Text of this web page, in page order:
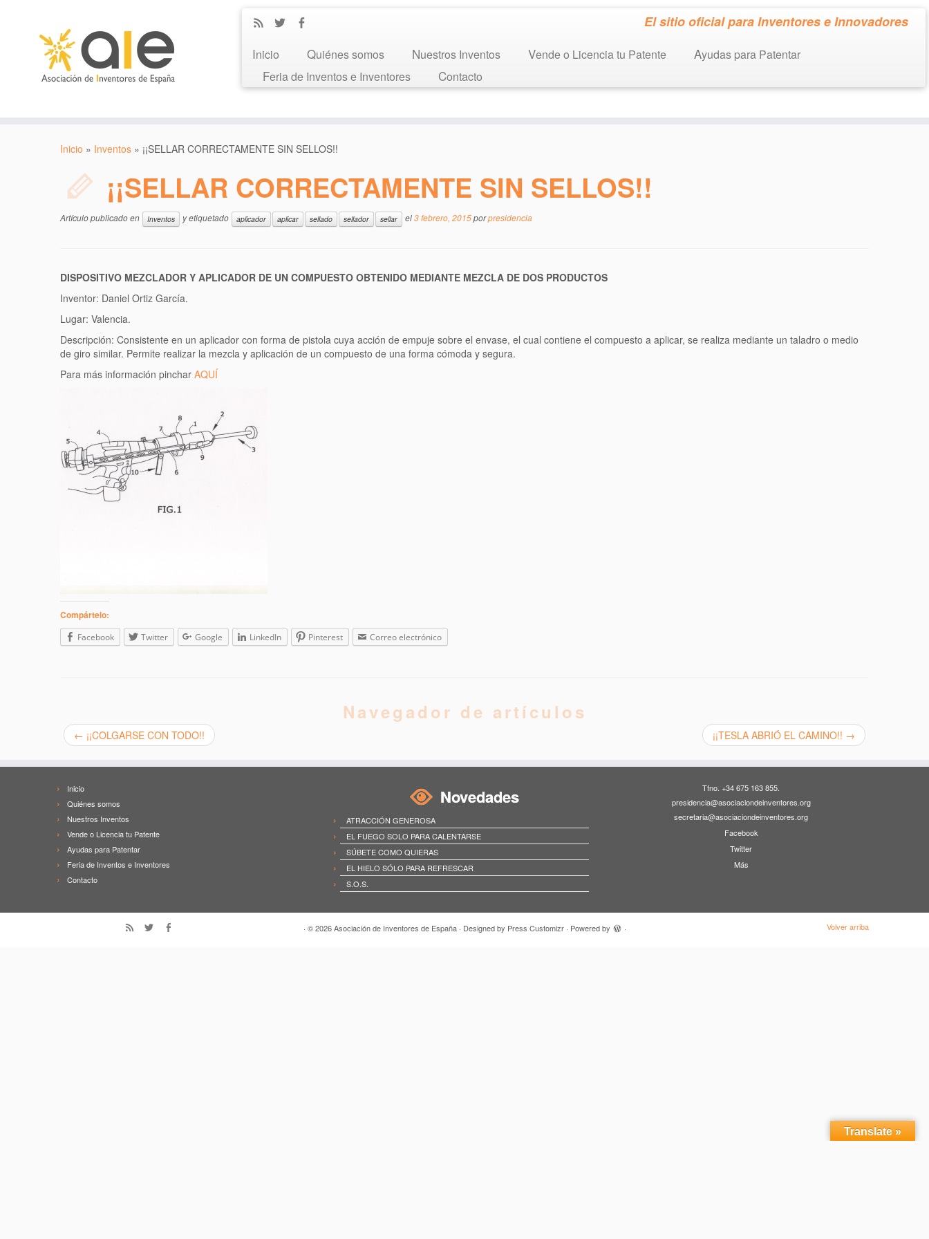
El sitio oficial para Inventores e Innovadores
Inicio Quiénes somos Nuestros Inventos Vende o Licencia tu Patente
Ayudas para Patentar
Feria de Inventos e Inventores
Contacto
Inicio » Inventos » ¡¡SELLAR CORRECTAMENTE SIN SELLOS!!
¡¡SELLAR CORRECTAMENTE SIN SELLOS!!
Artículo publicado en Inventos y etiquetado aplicador aplicar sellado sellador sellar el3 febrero, 2015porpresidencia
DISPOSITIVO MEZCLADOR Y APLICADOR DE UN COMPUESTO OBTENIDO MEDIANTE MEZCLA DE DOS PRODUCTOS
Inventor: Daniel Ortiz García.
Lugar: Valencia.
Descripción: Consistente en un aplicador con forma de pistola cuya acción de empuje sobre el envase, el cual contiene el compuesto a aplicar, se realiza mediante un taladro o medio
de giro similar. Permite realizar la mezcla y aplicación de un compuesto de una forma cómoda y segura.
Para más información pinchar AQUÍ
Compártelo:
Facebook Twitter Google LinkedIn Pinterest Correo electrónico
Navegador de artículos
← ¡¡COLGARSE CON TODO!! ¡¡TESLA ABRIÓ EL CAMINO!! →
Inicio
Quiénes somos
Nuestros Inventos
Vende o Licencia tu Patente
Ayudas para Patentar
Feria de Inventos e Inventores
Contacto
Novedades
ATRACCIÓN GENEROSA
EL FUEGO SOLO PARA CALENTARSE
SÚBETE COMO QUIERAS
EL HIELO SÓLO PARA REFRESCAR
S.O.S.
Tfno. +34 675 163 855.
presidencia@asociaciondeinventores.org
secretaria@asociaciondeinventores.org
Facebook
Twitter
Más
· © 2026Asociación de Inventores de España· Designed by Press Customizr· Powered by · Volver arriba
Translate »